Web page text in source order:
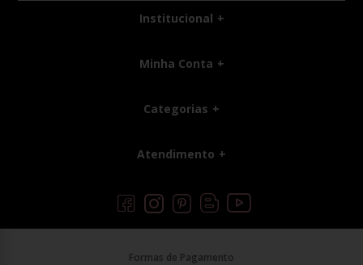
Institucional
Minha Conta
Categorias
Atendimento
Formas de Pagamento